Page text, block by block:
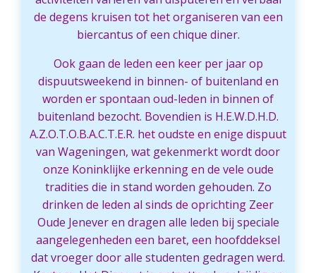
de degens kruisen tot het organiseren van een
biercantus of een chique diner.
Ook gaan de leden een keer per jaar op
dispuutsweekend in binnen- of buitenland en
worden er spontaan oud-leden in binnen of
buitenland bezocht. Bovendien is H.E.W.D.H.D.
A.Z.O.T.O.B.A.C.T.E.R. het oudste en enige dispuut
van Wageningen, wat gekenmerkt wordt door
onze Koninklijke erkenning en de vele oude
tradities die in stand worden gehouden. Zo
drinken de leden al sinds de oprichting Zeer
Oude Jenever en dragen alle leden bij speciale
aangelegenheden een baret, een hoofddeksel
dat vroeger door alle studenten gedragen werd.